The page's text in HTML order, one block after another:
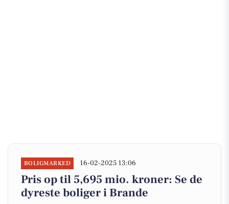
BOLIGMARKED 16-02-2025 13:06
Pris op til 5,695 mio. kroner: Se de
dyreste boliger i Brande